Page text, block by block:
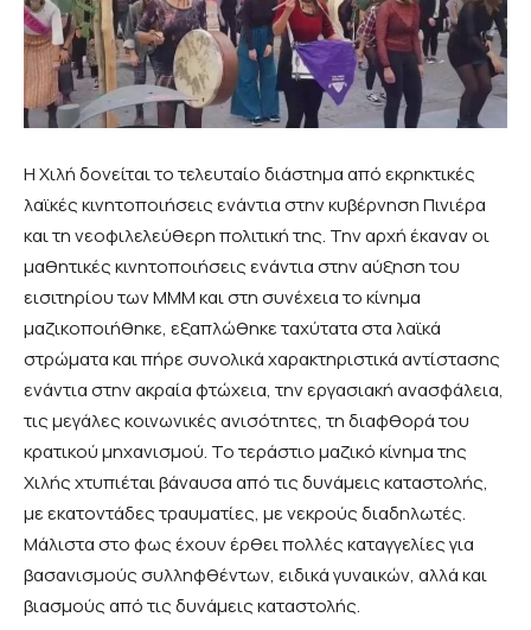
Η Χιλή δονείται το τελευταίο διάστημα από εκρηκτικές
λαϊκές κινητοποιήσεις ενάντια στην κυβέρνηση Πινιέρα
και τη νεοφιλελεύθερη πολιτική της. Την αρχή έκαναν οι
μαθητικές κινητοποιήσεις ενάντια στην αύξηση του
εισιτηρίου των ΜΜΜ και στη συνέχεια το κίνημα
μαζικοποιήθηκε, εξαπλώθηκε ταχύτατα στα λαϊκά
στρώματα και πήρε συνολικά χαρακτηριστικά αντίστασης
ενάντια στην ακραία φτώχεια, την εργασιακή ανασφάλεια,
τις μεγάλες κοινωνικές ανισότητες, τη διαφθορά του
κρατικού μηχανισμού. Το τεράστιο μαζικό κίνημα της
Χιλής χτυπιέται βάναυσα από τις δυνάμεις καταστολής,
με εκατοντάδες τραυματίες, με νεκρούς διαδηλωτές.
Μάλιστα στο φως έχουν έρθει πολλές καταγγελίες για
βασανισμούς συλληφθέντων, ειδικά γυναικών, αλλά και
βιασμούς από τις δυνάμεις καταστολής.